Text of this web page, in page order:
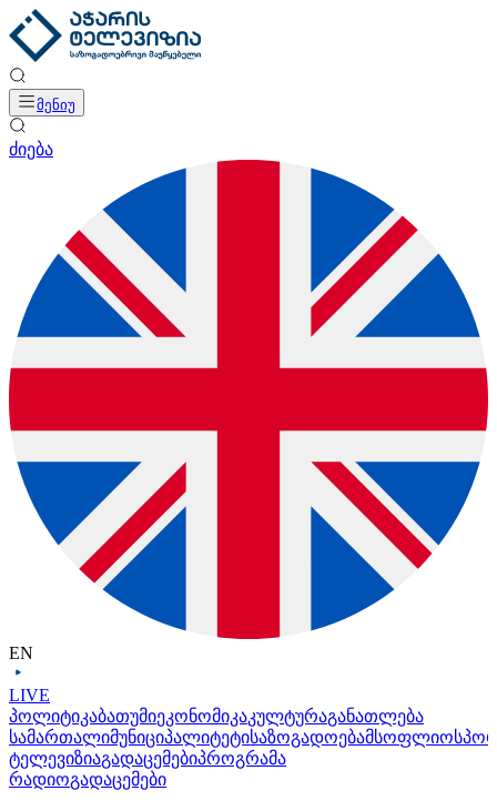
მენიუ
ძიება
EN
LIVE
პოლიტიკაბათუმიეკონომიკაკულტურაგანათლება
სამართალიმუნიციპალიტეტისაზოგადოებამსოფლიო
ტელევიზიაგადაცემებიპროგრამა
რადიოგადაცემები